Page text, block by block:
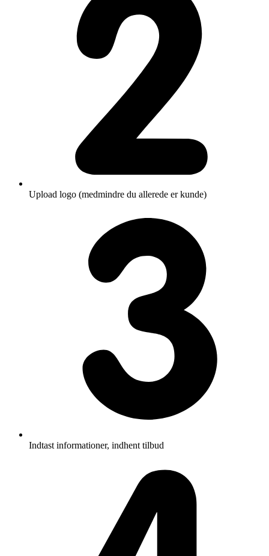
Upload logo (medmindre du allerede er kunde)
Indtast informationer, indhent tilbud